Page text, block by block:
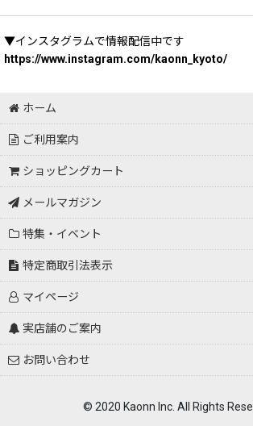
▼インスタグラムで情報配信中です
https://www.instagram.com/kaonn_kyoto/
ホーム
ご利用案内
ショッピングカート
メールマガジン
特集・イベント
特定商取引法表示
マイページ
実店舗のご案内
お問い合わせ
© 2020 Kaonn Inc. All Rights